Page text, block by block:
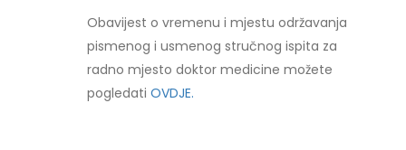
Obavijest o vremenu i mjestu održavanja
pismenog i usmenog stručnog ispita za
radno mjesto doktor medicine možete
pogledatiOVDJE.